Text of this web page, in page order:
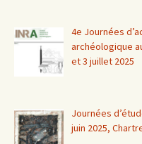
4e Journées
archéologique
et 3 juillet 2025
Journées
juin 2025,